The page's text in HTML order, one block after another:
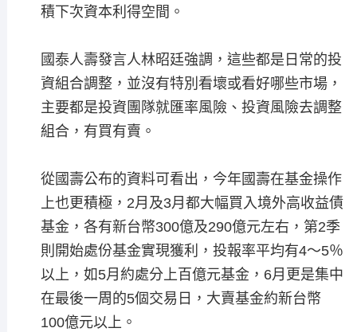
積下次資本利得空間。
國泰人壽發言人林昭廷強調，這些都是日常的投
資組合調整，並沒有特別看壞或看好哪些市場，
主要都是投資團隊就匯率風險、投資風險去調整
組合，有買有賣。
從國壽公布的資料可看出，今年國壽在基金操作
上也更積極，2月及3月都大幅買入境外高收益債
基金，各有新台幣300億及290億元左右，第2季
則開始處份基金實現獲利，投報率平均有4～5％
以上，如5月約處分上百億元基金，6月更是集中
在最後一周的5個交易日，大賣基金約新台幣
100億元以上。